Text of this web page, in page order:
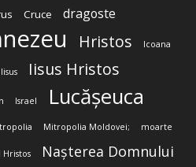
Cruce dragoste
Hristos Icoana
Iisus Iisus Hristos
Israel Lucășeuca
Mitropolia Moldovei; moarte
Nașterea Domnului